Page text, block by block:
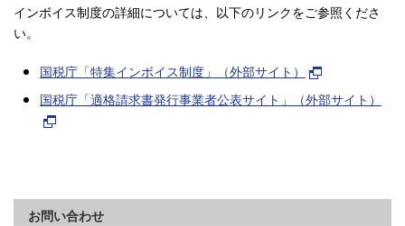
インボイス制度の詳細については、以下のリンクをご参照くださ
い。
国税庁「特集インボイス制度」（外部サイト）
国税庁「適格請求書発行事業者公表サイト」（外部サイト）
お問い合わせ